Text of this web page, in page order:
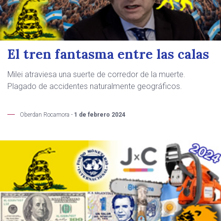
El tren fantasma entre las calas
Milei atraviesa una suerte de corredor de la muerte.
Plagado de accidentes naturalmente geográficos.
Oberdan Rocamora - 1 de febrero 2024